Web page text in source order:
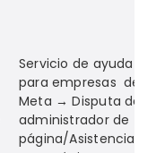
Servicio de ayuda
para empresas de
Meta → Disputa de
administrador de
página/Asistencia